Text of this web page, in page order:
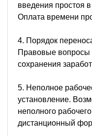
введения простоя
Оплата времени
4. Порядок
Правовые вопросы
сохранения
5. Неполное
установление.
неполного
дистанционный